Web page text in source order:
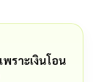
ราะเงินโอน